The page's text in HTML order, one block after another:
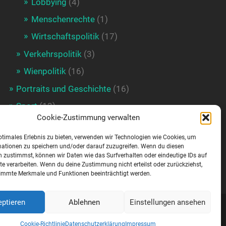
Cookie-Zustimmung verwalten
Erlebnis zu bieten, verwenden wir Technologien wie Cookies, um
zu speichern und/oder darauf zuzugreifen. Wenn du diesen
zustimmst, können wir Daten wie das Surfverhalten oder eindeutige IDs auf
verarbeiten. Wenn du deine Zustimmung nicht erteilst oder zurückziehst,
Merkmale und Funktionen beeinträchtigt werden.
Ablehnen Einstellungen ansehen
Cookie-RichtlinieDatenschutzerklärung Impressum
Lobbying (4)
Menschenrechte(1)
Wirtschaftspolitik(17)
Verkehrspolitik(3)
Wienpolitik(16)
Portraits und Geschichte(16)
Sport(13)
Doping(6)
Sportförderung(4)
Uncategorized(1)